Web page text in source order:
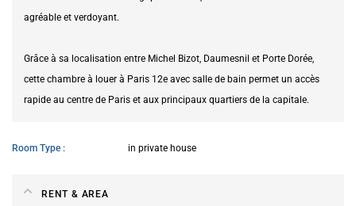
agréable et verdoyant.
Grâce à sa localisation entre Michel Bizot, Daumesnil et Porte Dorée,
cette chambre à louer à Paris 12e avec salle de bain permet un accès
rapide au centre de Paris et aux principaux quartiers de la capitale.
Room Type in private house
RENT & AREA